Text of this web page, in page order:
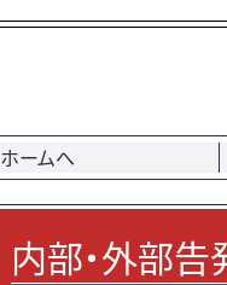
ホームへ
内部・外部告